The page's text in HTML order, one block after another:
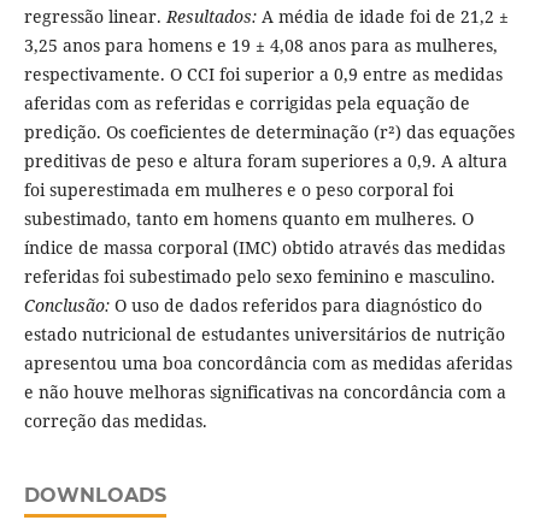
regressão linear.Resultados: A média de idade foi de 21,2 ±
3,25 anos para homens e 19 ± 4,08 anos para as mulheres,
respectivamente. O CCI foi superior a 0,9 entre as medidas
aferidas com as referidas e corrigidas pela equação de
predição. Os coeficientes de determinação (r²) das equações
preditivas de peso e altura foram superiores a 0,9. A altura
foi superestimada em mulheres e o peso corporal foi
subestimado, tanto em homens quanto em mulheres. O
índice de massa corporal (IMC) obtido através das medidas
referidas foi subestimado pelo sexo feminino e masculino.
Conclusão: O uso de dados referidos para diagnóstico do
estado nutricional de estudantes universitários de nutrição
apresentou uma boa concordância com as medidas aferidas
e não houve melhoras significativas na concordância com a
correção das medidas.
DOWNLOADS